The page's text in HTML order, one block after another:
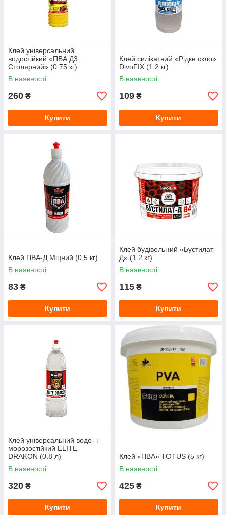
Клей універсальний
водостійкий «ПВА Д3
Столярний» (0.75 кг)
В наявності
260 ₴
Купити
Клей силікатний «Рідке скло»
DivoFIX (1.2 кг)
В наявності
109 ₴
Купити
Клей ПВА-Д Міцний (0,5 кг)
В наявності
83 ₴
Купити
Клей будівельний «Бустилат-
Д» (1.2 кг)
В наявності
115 ₴
Купити
Клей універсальний водо- і
морозостійкий ELITE
DRAKON (0.8 л)
В наявності
320 ₴
Купити
Клей «ПВА» TOTUS (5 кг)
В наявності
425 ₴
Купити